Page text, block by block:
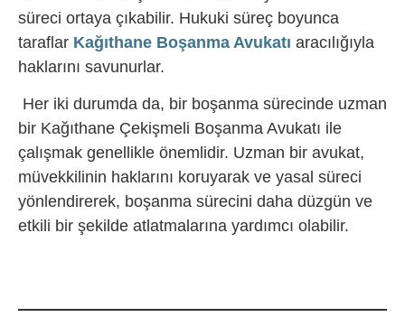
süreci ortaya çıkabilir. Hukuki süreç boyunca
taraflar Kağıthane Boşanma Avukatı aracılığıyla
haklarını savunurlar.
Her iki durumda da, bir boşanma sürecinde uzman
bir Kağıthane Çekişmeli Boşanma Avukatı ile
çalışmak genellikle önemlidir. Uzman bir avukat,
müvekkilinin haklarını koruyarak ve yasal süreci
yönlendirerek, boşanma sürecini daha düzgün ve
etkili bir şekilde atlatmalarına yardımcı olabilir.